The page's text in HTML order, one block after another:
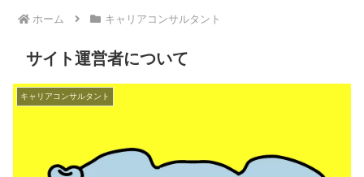
ホーム キャリアコンサルタント
サイト運営者について
キャリアコンサルタント